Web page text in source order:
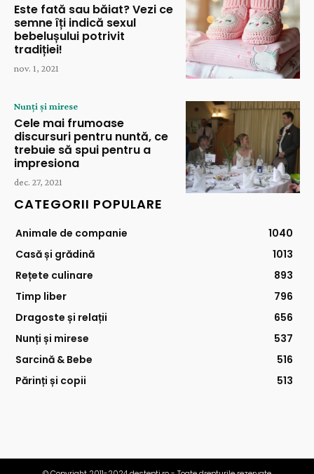
Este fată sau băiat? Vezi ce
semne îți indică sexul
bebelușului potrivit
tradiției!
nov. 1, 2021
Nunți și mirese
Cele mai frumoase
discursuri pentru nuntă, ce
trebuie să spui pentru a
impresiona
dec. 27, 2021
CATEGORII POPULARE
Animale de companie
1040
Casă și grădină
1013
Rețete culinare
893
Timp liber
796
Dragoste și relații
656
Nunți și mirese
537
Sarcină & Bebe
516
Părinți și copii
513